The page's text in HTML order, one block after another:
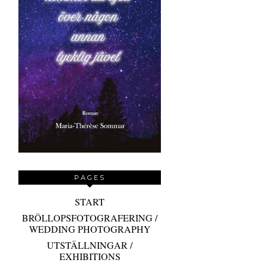
PAGES
START
BRÖLLOPSFOTOGRAFERING /
WEDDING PHOTOGRAPHY
UTSTÄLLNINGAR /
EXHIBITIONS